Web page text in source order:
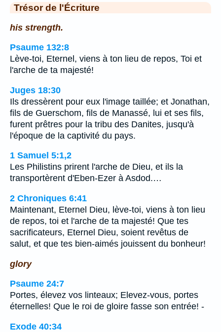
Trésor de l'Écriture
his strength.
Psaume 132:8
Lève-toi, Eternel, viens à ton lieu de repos, Toi et
l'arche de ta majesté!
Juges 18:30
Ils dressèrent pour eux l'image taillée; et Jonathan,
fils de Guerschom, fils de Manassé, lui et ses fils,
furent prêtres pour la tribu des Danites, jusqu'à
l'époque de la captivité du pays.
1 Samuel 5:1,2
Les Philistins prirent l'arche de Dieu, et ils la
transportèrent d'Eben-Ezer à Asdod.…
2 Chroniques 6:41
Maintenant, Eternel Dieu, lève-toi, viens à ton lieu
de repos, toi et l'arche de ta majesté! Que tes
sacrificateurs, Eternel Dieu, soient revêtus de
salut, et que tes bien-aimés jouissent du bonheur!
glory
Psaume 24:7
Portes, élevez vos linteaux; Elevez-vous, portes
éternelles! Que le roi de gloire fasse son entrée! -
Exode 40:34